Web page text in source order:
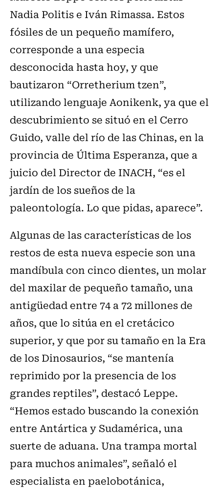
Nadia Politis e Iván Rimassa. Estos
fósiles de un pequeño mamífero,
corresponde a una especia
desconocida hasta hoy, y que
bautizaron “Orretherium tzen”,
utilizando lenguaje Aonikenk, ya que el
descubrimiento se situó en el Cerro
Guido, valle del río de las Chinas, en la
provincia de Última Esperanza, que a
juicio del Director de INACH, “es el
jardín de los sueños de la
paleontología. Lo que pidas, aparece”.
Algunas de las características de los
restos de esta nueva especie son una
mandíbula con cinco dientes, un molar
del maxilar de pequeño tamaño, una
antigüedad entre 74 a 72 millones de
años, que lo sitúa en el cretácico
superior, y que por su tamaño en la Era
de los Dinosaurios, “se mantenía
reprimido por la presencia de los
grandes reptiles”, destacó Leppe.
“Hemos estado buscando la conexión
entre Antártica y Sudamérica, una
suerte de aduana. Una trampa mortal
para muchos animales”, señaló el
especialista en paelobotánica,